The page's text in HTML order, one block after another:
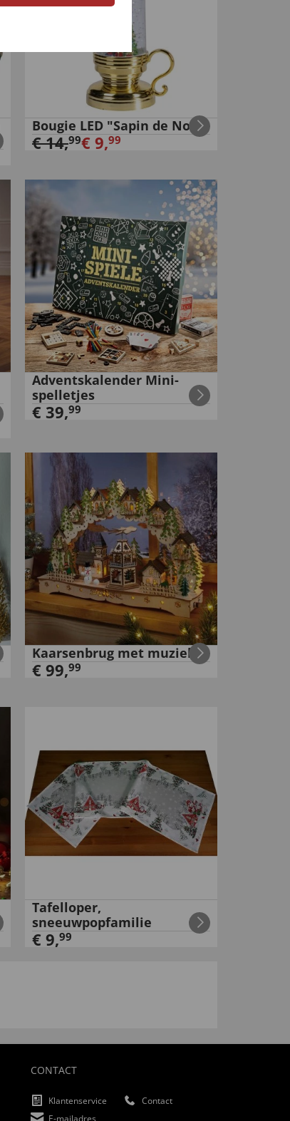
Bougie LED "Sapin de Noël"
€14,99€ 9,99
Adventskalender Mini-
spelletjes
€ 39,99
Kaarsenbrug met muziek
€ 99,99
Tafelloper,
sneeuwpopfamilie
€ 9,99
CONTACT
Klantenservice
Contact
E-mailadres